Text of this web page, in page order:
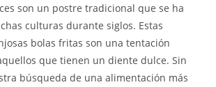
son un postre tradicional que se ha
culturas durante siglos. Estas
bolas fritas son una tentación
que tienen un diente dulce. Sin
búsqueda de una alimentación más